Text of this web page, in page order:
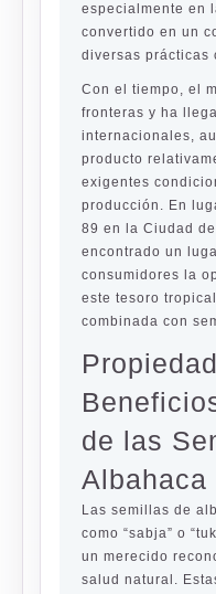
especialmente en
convertido en un
diversas prácticas
Con el tiempo, el
fronteras y ha
internacionales,
producto
exigentes
producción. En
89 en la Ciudad
encontrado un
consumidores la
este tesoro
combinada con
de las
Albahaca
Las semillas de
como “sabja” o
un merecido
salud natural.